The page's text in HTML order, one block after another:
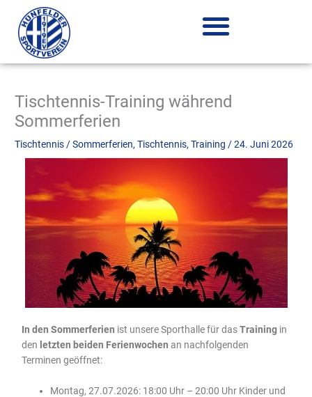
Inhalt
springen
Tischtennis-Training während
Sommerferien
Tischtennis /Sommerferien,Tischtennis,Training /24. Juni 2026
In den Sommerferien ist unsere Sporthalle für dasTraining in
den letzten beiden Ferienwochen an nachfolgenden
Terminen geöffnet:
Montag, 27.07.2026: 18:00 Uhr – 20:00 Uhr Kinder und